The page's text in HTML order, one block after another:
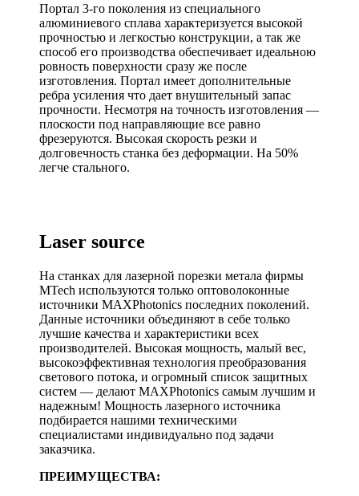
Портал 3-го поколения из специального
алюминиевого сплава характеризуется высокой
прочностью и легкостью конструкции, а так же
способ его производства обеспечивает идеальною
ровность поверхности сразу же после
изготовления. Портал имеет дополнительные
ребра усиления что дает внушительный запас
прочности. Несмотря на точность изготовления —
плоскости под направляющие все равно
фрезеруются. Высокая скорость резки и
долговечность станка без деформации. На 50%
легче стального.
Laser source
На станках для лазерной порезки метала фирмы
MTech используются только оптоволоконные
источники MAXPhotonics последних поколений.
Данные источники объединяют в себе только
лучшие качества и характеристики всех
производителей. Высокая мощность, малый вес,
высокоэффективная технология преобразования
светового потока, и огромный список защитных
систем — делают MAXPhotonics самым лучшим и
надежным! Мощность лазерного источника
подбирается нашими техническими
специалистами индивидуально под задачи
заказчика.
ПРЕИМУЩЕСТВА: